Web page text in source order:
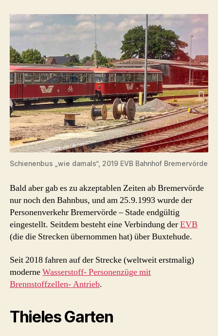
Schienenbus „wie damals“, 2019 EVB Bahnhof Bremervörde
Bald aber gab es zu akzeptablen Zeiten ab Bremervörde
nur noch den Bahnbus, und am 25.9.1993 wurde der
Personenverkehr Bremervörde – Stade endgültig
eingestellt. Seitdem besteht eine Verbindung derEVB
(die die Strecken übernommen hat) über Buxtehude.
Seit 2018 fahren auf der Strecke (weltweit erstmalig)
moderneWasserstoff- Personenzüge mit
Brennstoffzellen- Antrieb.
Thieles Garten